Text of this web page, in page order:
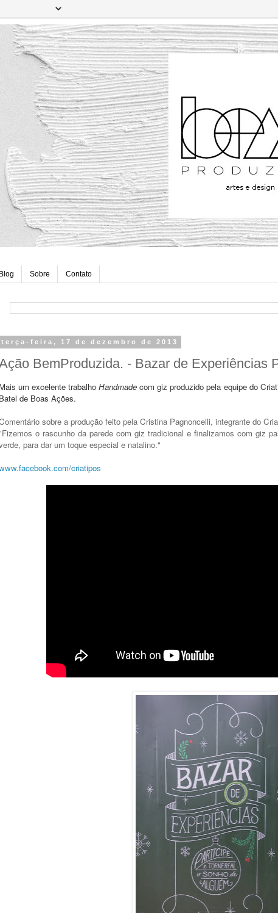
Blog Sobre Contato
terça-feira, 17 de dezembro de 2013
BemProduzida. - Bazar de Experiências
Mais um excelente trabalho Handmade com giz produzido pela equipe do
Batel de Boas Ações.
sobre a produção feito pela Cristina Pagnoncelli, integrante do
o rascunho da parede com giz tradicional e finalizamos com giz
para dar um toque especial e natalino."
criatipos